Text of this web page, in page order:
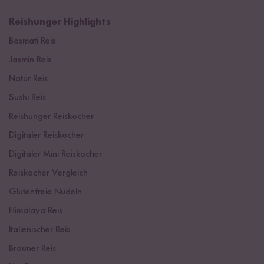
Reishunger Highlights
Basmati Reis
Jasmin Reis
Natur Reis
Sushi Reis
Reishunger Reiskocher
Digitaler Reiskocher
Digitaler Mini Reiskocher
Reiskocher Vergleich
Glutenfreie Nudeln
Himalaya Reis
Italienischer Reis
Brauner Reis